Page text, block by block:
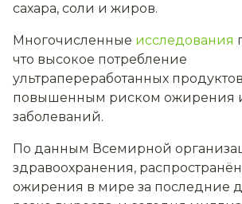
сахара, соли и жиров.
Многочисленные исследования
что высокое потребление
ультрапереработанных
повышенным риском ожирения
заболеваний.
По данным Всемирной
здравоохранения,
ожирения в мире за последние